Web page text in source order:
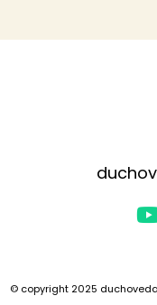
© copyright 2025